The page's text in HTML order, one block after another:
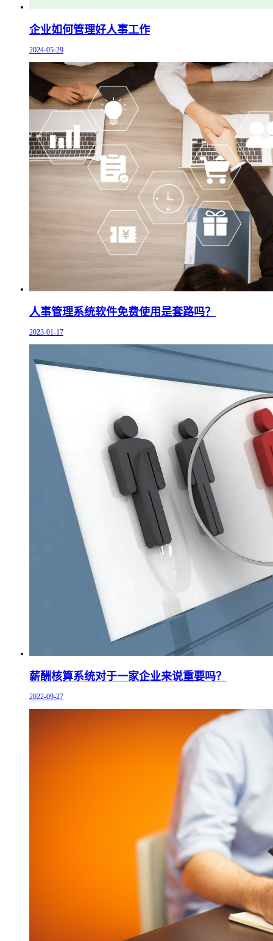
企业如何管理好人事工作
2024-05-29
人事管理系统软件免费使用是套路吗？
2023-01-17
薪酬核算系统对于一家企业来说重要吗？
2022-09-27